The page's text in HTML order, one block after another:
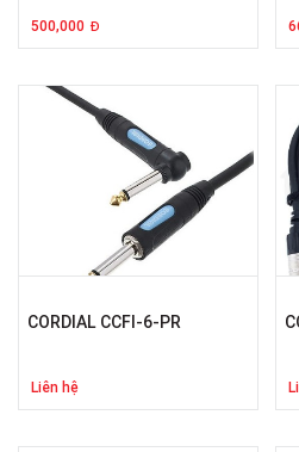
500,000 Đ
CORDIAL CCFI-6-PR
Liên hệ